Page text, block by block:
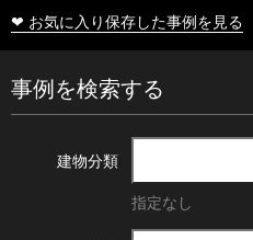
❤ お気に入り保存した事例を見る
事例を検索する
建物分類
指定なし